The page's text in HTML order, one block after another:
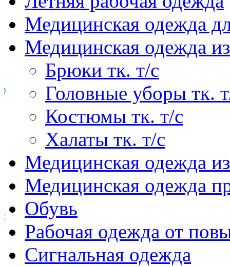
Медицинская одежда
Медицинская одежда
Брюки тк. т/с
Головные уборы тк.
Костюмы тк. т/с
Халаты тк. т/с
Медицинская одежда
Медицинская одежда
Обувь
Рабочая одежда от
Сигнальная одежда